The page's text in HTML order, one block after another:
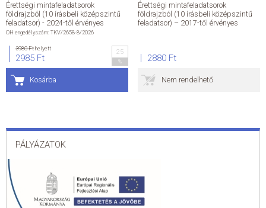
Érettségi mintafeladatsorok
földrajzból (10 írásbeli középszintű
feladatsor) - 2024-től érvényes
OH engedélyszám: TKV/2658-8/2026
3980 Fthelyett
2985 Ft
25
Kosárba
Érettségi mintafeladatsorok
földrajzból (10 írásbeli középszintű
feladatsor) – 2017-től érvényes
2880 Ft
Nem rendelhető
PÁLYÁZATOK
HÍREK
ADATKEZELÉSI ÉS ADATVÉDELMI SZABÁLYZAT